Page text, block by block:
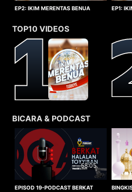
EP2: IKIM MERENTAS BENUA
EP1:
TOP10 VIDEOS
BICARA & PODCAST
58:05
EPISOD 19-PODCAST BERKAT